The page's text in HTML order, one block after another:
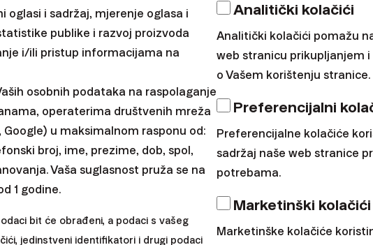
Postanite
Provodite li sate
za praćenje tržišnih
oglasi i sadržaj, mjerenje oglasa i
publike i razvoj proizvoda
i/ili pristup informacijama na
osobnih podataka na raspolaganje
operaterima društvenih mreža
Google) u maksimalnom rasponu od:
broj, ime, prezime, dob, spol,
Vaša suglasnost pruža se na
1 godine.
bit će obrađeni, a podaci s vašeg
jedinstveni identifikatori i drugi podaci
Analitički kolačići
Analitički kolačići pomažu
web stranicu prikupljanjem
o Vašem korištenju stranice.
Preferencijalni
Preferencijalne kolačiće
sadržaj naše web stranice
potrebama.
Marketinški kolačići
Marketinške kolačiće
informacijekeyboard_arrow_down Ostale poveznicekeyboard_arrow_down